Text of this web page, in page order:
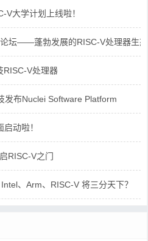
V大学计划上线啦！
坛——蓬勃发展的RISC-V处理器生态
RISC-V处理器
发布Nuclei Software Platform
动啦！
RISC-V之门
、Arm、RISC-V 将三分天下？